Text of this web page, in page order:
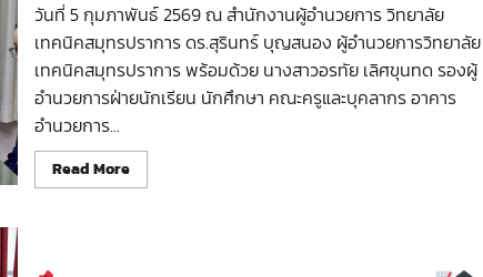
วันที่ 5 กุมภาพันธ์ 2569 ณ สำนักงานผู้อำนวยการ วิทยาลัย
เทคนิคสมุทรปราการ ดร.สุรินทร์ บุญสนอง ผู้อำนวยการวิทยาลัย
เทคนิคสมุทรปราการ พร้อมด้วย นางสาวอรทัย เลิศขุนทด รองผู้
อำนวยการฝ่ายนักเรียน นักศึกษา คณะครูและบุคลากร อาคาร
อำนวยการ...
Read MoreRead
more